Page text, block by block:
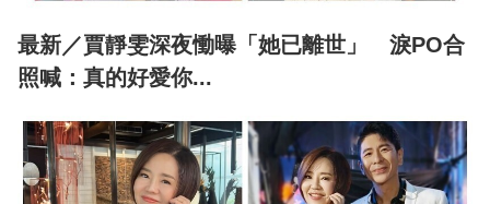
最新／賈靜雯深夜慟曝「她已離世」 淚PO合
照喊：真的好愛你...